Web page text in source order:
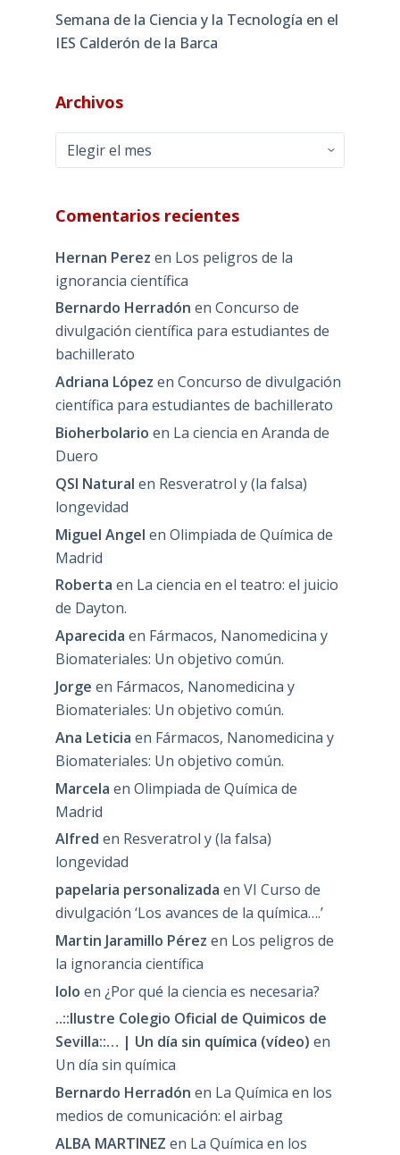
Semana de la Ciencia y la Tecnología en el
IES Calderón de la Barca
Archivos
Archivos
Comentarios recientes
Hernan Perez en Los peligros de la
ignorancia científica
Bernardo Herradón en Concurso de
divulgación científica para estudiantes de
bachillerato
Adriana López en Concurso de divulgación
científica para estudiantes de bachillerato
Bioherbolario en La ciencia en Aranda de
Duero
QSI Natural en Resveratrol y (la falsa)
longevidad
Miguel Angel en Olimpiada de Química de
Madrid
Roberta en La ciencia en el teatro: el juicio
de Dayton.
Aparecida en Fármacos, Nanomedicina y
Biomateriales: Un objetivo común.
Jorge en Fármacos, Nanomedicina y
Biomateriales: Un objetivo común.
Ana Leticia en Fármacos, Nanomedicina y
Biomateriales: Un objetivo común.
Marcela en Olimpiada de Química de
Madrid
Alfred en Resveratrol y (la falsa)
longevidad
papelaria personalizada en VI Curso de
divulgación ‘Los avances de la química….’
Martin Jaramillo Pérez en Los peligros de
la ignorancia científica
lolo en ¿Por qué la ciencia es necesaria?
..::Ilustre Colegio Oficial de Quimicos de
Sevilla::… | Un día sin química (vídeo) en
Un día sin química
Bernardo Herradón en La Química en los
medios de comunicación: el airbag
ALBA MARTINEZ en La Química en los